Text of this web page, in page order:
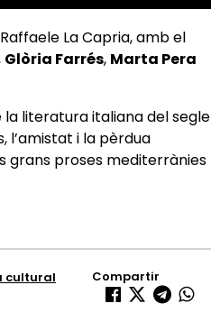
La Capria,amb el
Glòria Farrés, Marta Pera
la literatura italiana del segle
l’amistat i la pèrdua
grans proses mediterrànies
cultural
Compartir